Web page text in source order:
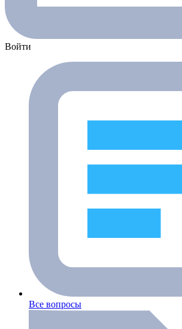
Войти
Все вопросы